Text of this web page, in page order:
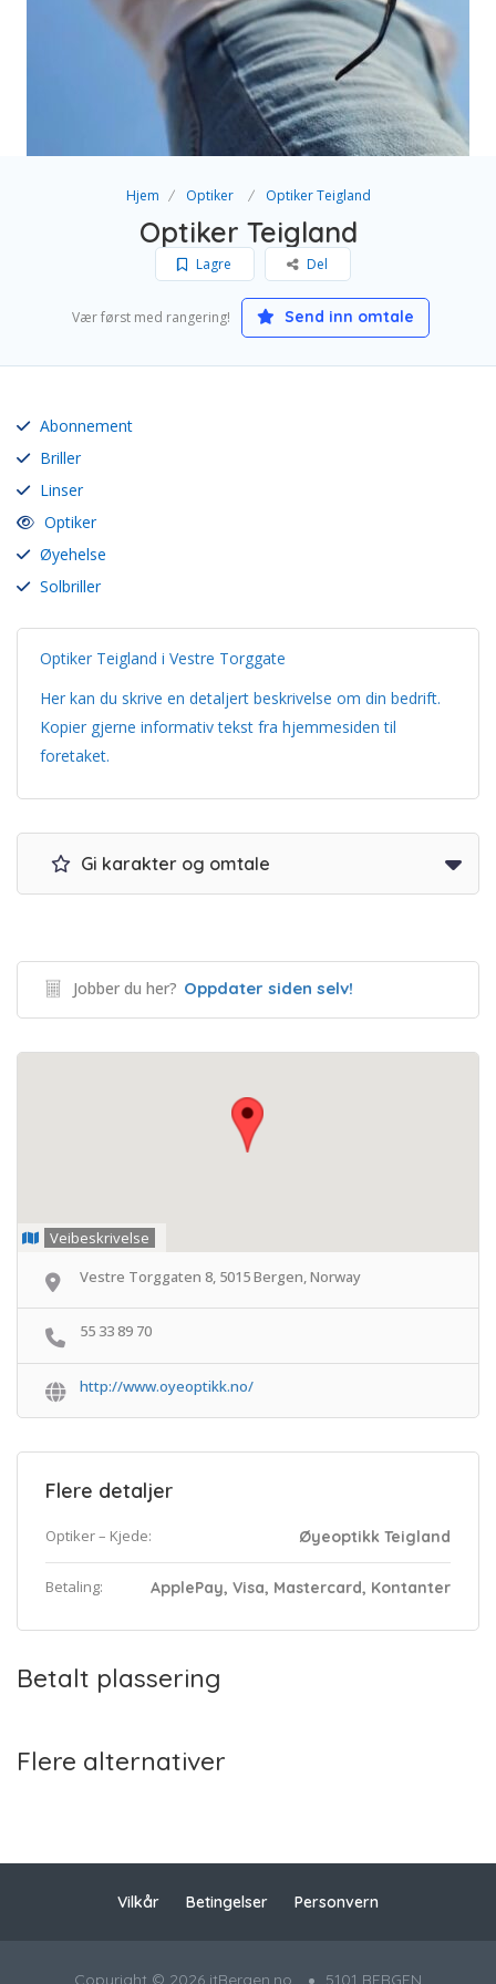
Hjem Optiker Optiker Teigland
Optiker Teigland
Lagre Del
Vær først med rangering! Send inn omtale
Abonnement
Briller
Linser
Optiker
Øyehelse
Solbriller
Optiker Teigland i Vestre Torggate
Her kan du skrive en detaljert beskrivelse om din bedrift.
Kopier gjerne informativ tekst fra hjemmesiden til
foretaket.
Gi karakter og omtale
Jobber du her? Oppdater siden selv!
Veibeskrivelse
Vestre Torggaten 8, 5015 Bergen, Norway
55 33 89 70
http://www.oyeoptikk.no/
Flere detaljer
Optiker – Kjede: Øyeoptikk Teigland
Betaling: ApplePay, Visa, Mastercard, Kontanter
Betalt plassering
Flere alternativer
Vilkår Betingelser Personvern
Copyright © 2026 itBergen.no 5101 BERGEN